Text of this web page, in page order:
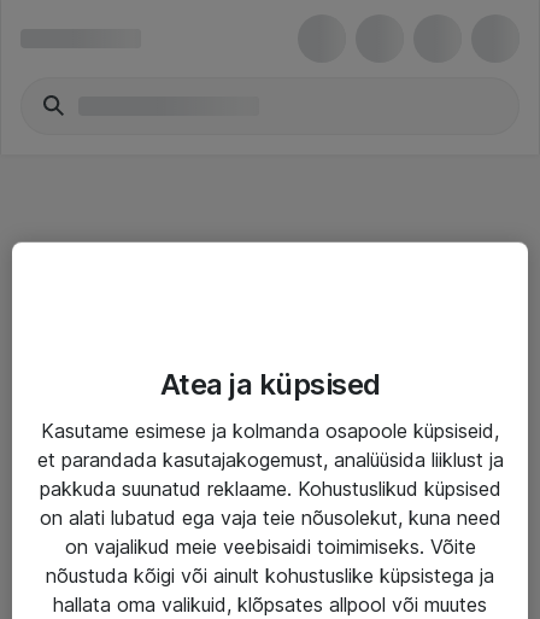
Haldusteenused
Garantii
Turva- ja nõrkvoolulahendused
AS ATEA
Atea ja küpsised
Kasutame esimese ja kolmanda osapoole küpsiseid,
et parandada kasutajakogemust, analüüsida liiklust ja
pakkuda suunatud reklaame. Kohustuslikud küpsised
on alati lubatud ega vaja teie nõusolekut, kuna need
on vajalikud meie veebisaidi toimimiseks. Võite
nõustuda kõigi või ainult kohustuslike küpsistega ja
hallata oma valikuid, klõpsates allpool või muutes